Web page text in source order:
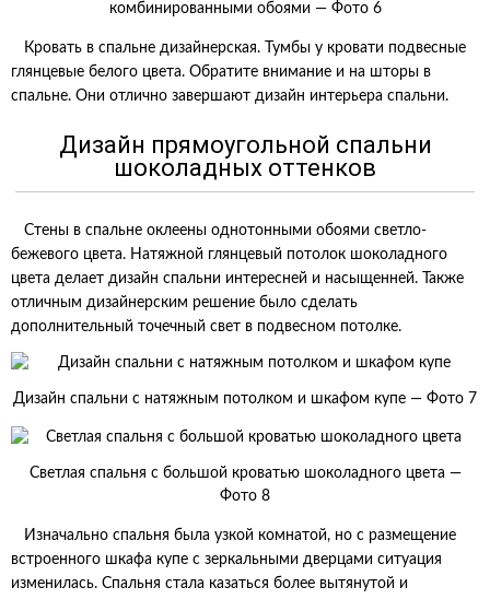
комбинированными обоями — Фото 6
Кровать в спальне дизайнерская. Тумбы у кровати подвесные
глянцевые белого цвета. Обратите внимание и на шторы в
спальне. Они отлично завершают дизайн интерьера спальни.
Дизайн прямоугольной спальни
шоколадных оттенков
Стены в спальне оклеены однотонными обоями светло-
бежевого цвета. Натяжной глянцевый потолок шоколадного
цвета делает дизайн спальни интересней и насыщенней. Также
отличным дизайнерским решение было сделать
дополнительный точечный свет в подвесном потолке.
Дизайн спальни с натяжным потолком и шкафом купе — Фото 7
Светлая спальня с большой кроватью шоколадного цвета —
Фото 8
Изначально спальня была узкой комнатой, но с размещение
встроенного шкафа купе с зеркальными дверцами ситуация
изменилась. Спальня стала казаться более вытянутой и